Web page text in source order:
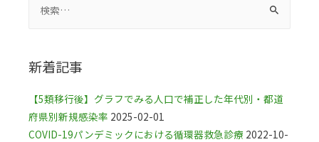
b
o
k
r
e
新着記事
【5類移行後】グラフでみる人口で補正した年代別・都道
府県別新規感染率 2025-02-01
COVID-19パンデミックにおける循環器救急診療 2022-10-